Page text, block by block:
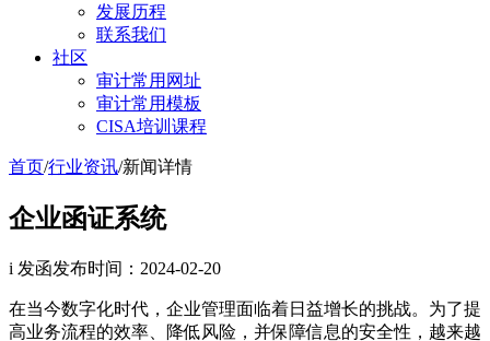
发展历程
联系我们
社区
审计常用网址
审计常用模板
CISA培训课程
首页/行业资讯/新闻详情
企业函证系统
i 发函发布时间：2024-02-20
在当今数字化时代，企业管理面临着日益增长的挑战。为了提
高业务流程的效率、降低风险，并保障信息的安全性，越来越